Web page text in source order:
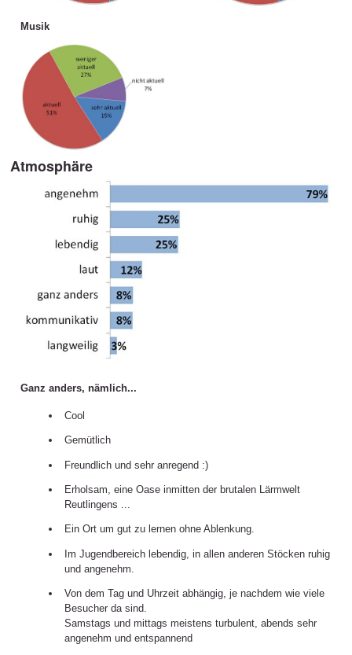
Musik
Atmosphäre
Ganz anders, nämlich...
Cool
Gemütlich
Freundlich und sehr anregend :)
Erholsam, eine Oase inmitten der brutalen Lärmwelt
Reutlingens ...
Ein Ort um gut zu lernen ohne Ablenkung.
Im Jugendbereich lebendig, in allen anderen Stöcken ruhig
und angenehm.
Von dem Tag und Uhrzeit abhängig, je nachdem wie viele
Besucher da sind.
Samstags und mittags meistens turbulent, abends sehr
angenehm und entspannend